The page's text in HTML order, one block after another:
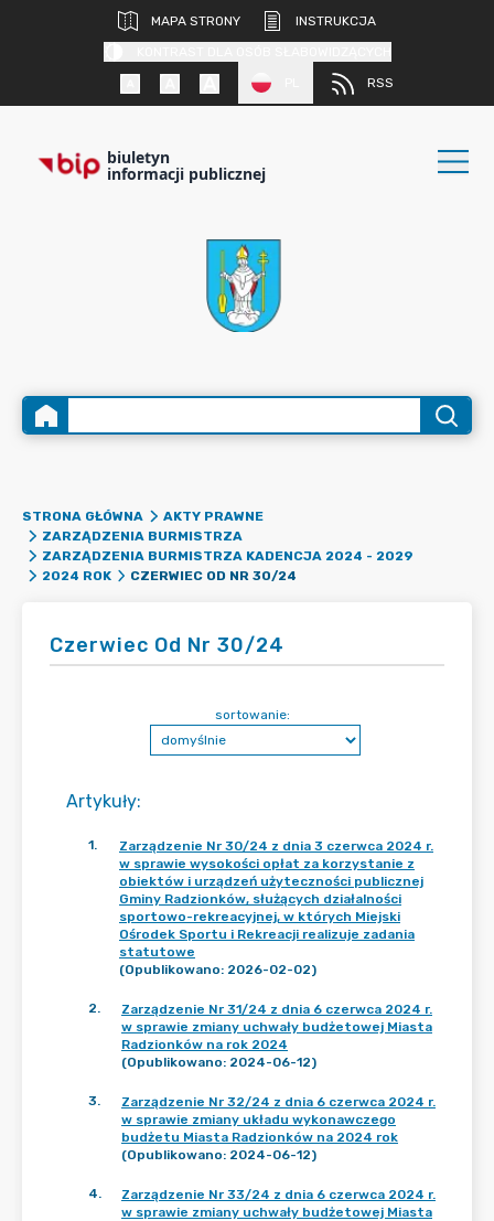
MAPA STRONY
INSTRUKCJA
RSS
biuletyn
informacji publicznej
STRONA GŁÓWNA
AKTY PRAWNE
ZARZĄDZENIA BURMISTRZA
ZARZĄDZENIA BURMISTRZA KADENCJA 2024 - 2029
2024 ROK
CZERWIEC OD NR 30/24
Czerwiec Od Nr 30/24
Artykuły:
sortowanie:
1.
Zarządzenie Nr 30/24 z dnia 3 czerwca 2024 r.
w sprawie wysokości opłat za korzystanie z
obiektów i urządzeń użyteczności publicznej
Gminy Radzionków, służących działalności
sportowo-rekreacyjnej, w których Miejski
Ośrodek Sportu i Rekreacji realizuje zadania
statutowe
(Opublikowano: 2026-02-02)
2.
Zarządzenie Nr 31/24 z dnia 6 czerwca 2024 r.
w sprawie zmiany uchwały budżetowej Miasta
Radzionków na rok 2024
(Opublikowano: 2024-06-12)
3.
Zarządzenie Nr 32/24 z dnia 6 czerwca 2024 r.
w sprawie zmiany układu wykonawczego
budżetu Miasta Radzionków na 2024 rok
(Opublikowano: 2024-06-12)
4.
Zarządzenie Nr 33/24 z dnia 6 czerwca 2024 r.
w sprawie zmiany uchwały budżetowej Miasta